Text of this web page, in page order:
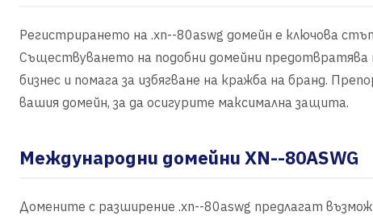
Регистрирането на .xn--80aswg домейн е ключова
Съществуването на подобни домейни
бизнес и помага за избягване на кражба на бранд.
вашия домейн, за да осигурите максимална защита.
Международни домейни XN--80ASWG
Домените с разширение .xn--80aswg предлагат